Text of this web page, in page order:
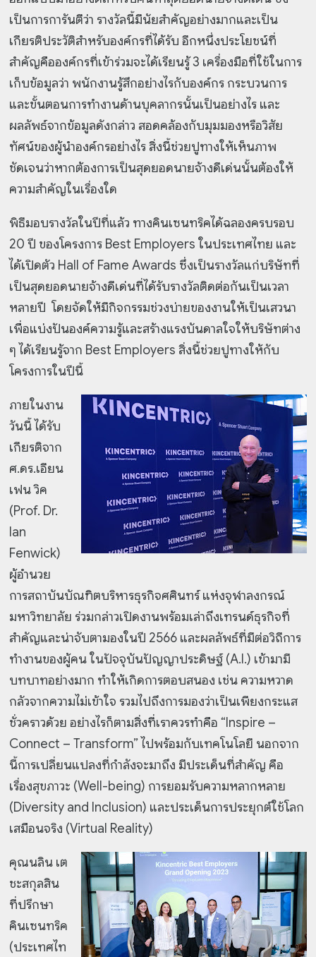
เป็นการการันตีว่า รางวัลนี้มีนัยสำคัญอย่างมากและเป็น
เกียรติประวัติสำหรับองค์กรที่ได้รับ อีกหนึ่งประโยชน์ที่
สำคัญคือองค์กรที่เข้าร่วมจะได้เรียนรู้ 3 เครื่องมือที่ใช้ในการ
เก็บข้อมูลว่า พนักงานรู้สึกอย่างไรกับองค์กร กระบวนการ
และขั้นตอนการทำงานด้านบุคลากรนั้นเป็นอย่างไร และ
ผลลัพธ์จากข้อมูลดังกล่าว สอดคล้องกับมุมมองหรือวิสัย
ทัศน์ของผู้นำองค์กรอย่างไร สิ่งนี้ช่วยปูทางให้เห็นภาพ
ชัดเจนว่าหากต้องการเป็นสุดยอดนายจ้างดีเด่นนั้นต้องให้
ความสำคัญในเรื่องใด
พิธีมอบรางวัลในปีที่แล้ว ทางคินเซนทริคได้ฉลองครบรอบ
20 ปี ของโครงการ Best Employers ในประเทศไทย และ
ได้เปิดตัว Hall of Fame Awards ซึ่งเป็นรางวัลแก่บริษัทที่
เป็นสุดยอดนายจ้างดีเด่นที่ได้รับรางวัลติดต่อกันเป็นเวลา
หลายปี โดยจัดให้มีกิจกรรมช่วงบ่ายของงานให้เป็นเสวนา
เพื่อแบ่งปันองค์ความรู้และสร้างแรงบันดาลใจให้บริษัทต่าง
ๆ ได้เรียนรู้จาก Best Employers สิ่งนี้ช่วยปูทางให้กับ
โครงการในปีนี้
ภายในงาน
วันนี้ ได้รับ
เกียรติจาก
ศ.ดร.เอียน
เฟน วิค
(Prof. Dr.
Ian
Fenwick)
ผู้อำนวย
การสถาบันบัณฑิตบริหารธุรกิจศศินทร์ แห่งจุฬาลงกรณ์
มหาวิทยาลัย ร่วมกล่าวเปิดงานพร้อมเล่าถึงเทรนด์ธุรกิจที่
สำคัญและน่าจับตามองในปี 2566 และผลลัพธ์ที่มีต่อวิถีการ
ทำงานของผู้คน ในปัจจุบันปัญญาประดิษฐ์ (A.I.) เข้ามามี
บทบาทอย่างมาก ทำให้เกิดการตอบสนอง เช่น ความหวาด
กลัวจากความไม่เข้าใจ รวมไปถึงการมองว่าเป็นเพียงกระแส
ชั่วคราวด้วย อย่างไรก็ตามสิ่งที่เราควรทำคือ “Inspire –
Connect – Transform” ไปพร้อมกับเทคโนโลยี นอกจาก
นี้การเปลี่ยนแปลงที่กำลังจะมาถึง มีประเด็นที่สำคัญ คือ
เรื่องสุขภาวะ (Well-being) การยอมรับความหลากหลาย
(Diversity and Inclusion) และประเด็นการประยุกต์ใช้โลก
เสมือนจริง (Virtual Reality)
คุณนลิน เต
ชะสกุลสิน
ที่ปรึกษา
คินเซนทริค
(ประเทศไท